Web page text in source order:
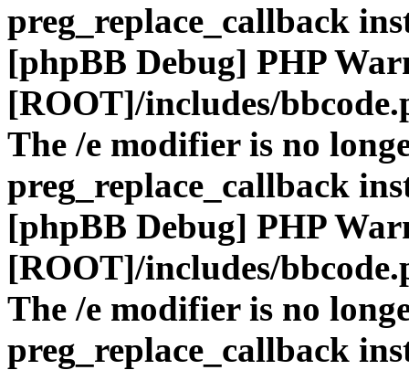
preg_replace_callback
[phpBB Debug] PHP
[ROOT]/includes/
The /e modifier is no
preg_replace_callback
[phpBB Debug] PHP
[ROOT]/includes/
The /e modifier is no
preg_replace_callback